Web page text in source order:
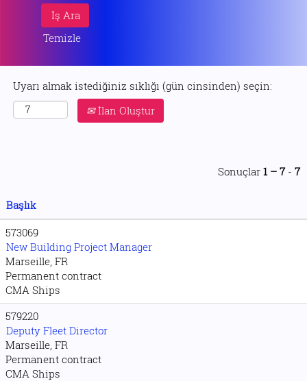
Temizle
Uyarı almak istediğiniz sıklığı (gün cinsinden) seçin:
İlan Oluştur
Sonuçlar 1 – 7- 7
Başlık
573069
New Building Project Manager
Marseille, FR
Permanent contract
CMA Ships
579220
Deputy Fleet Director
Marseille, FR
Permanent contract
CMA Ships